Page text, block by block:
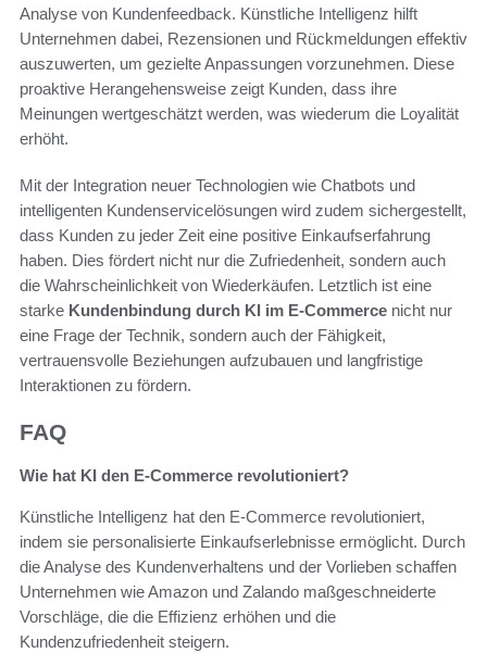
Analyse von Kundenfeedback. Künstliche Intelligenz hilft
Unternehmen dabei, Rezensionen und Rückmeldungen effektiv
auszuwerten, um gezielte Anpassungen vorzunehmen. Diese
proaktive Herangehensweise zeigt Kunden, dass ihre
Meinungen wertgeschätzt werden, was wiederum die Loyalität
erhöht.
Mit der Integration neuer Technologien wie Chatbots und
intelligenten Kundenservicelösungen wird zudem sichergestellt,
dass Kunden zu jeder Zeit eine positive Einkaufserfahrung
haben. Dies fördert nicht nur die Zufriedenheit, sondern auch
die Wahrscheinlichkeit von Wiederkäufen. Letztlich ist eine
starke Kundenbindung durch KI im E-Commerce nicht nur
eine Frage der Technik, sondern auch der Fähigkeit,
vertrauensvolle Beziehungen aufzubauen und langfristige
Interaktionen zu fördern.
FAQ
Wie hat KI den E-Commerce revolutioniert?
Künstliche Intelligenz hat den E-Commerce revolutioniert,
indem sie personalisierte Einkaufserlebnisse ermöglicht. Durch
die Analyse des Kundenverhaltens und der Vorlieben schaffen
Unternehmen wie Amazon und Zalando maßgeschneiderte
Vorschläge, die die Effizienz erhöhen und die
Kundenzufriedenheit steigern.